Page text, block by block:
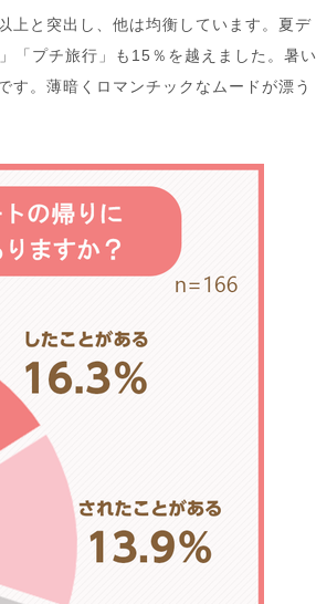
上と突出し、他は均衡しています。夏デ
「プチ旅行」も15％を越えました。暑い
す。薄暗くロマンチックなムードが漂う